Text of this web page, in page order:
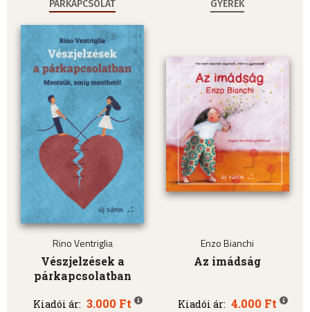
PÁRKAPCSOLAT
Rino Ventriglia
Vészjelzések a
párkapcsolatban
Kiadói ár: 3.000 Ft
GYEREK
Enzo Bianchi
Az imádság
Kiadói ár: 4.000 Ft